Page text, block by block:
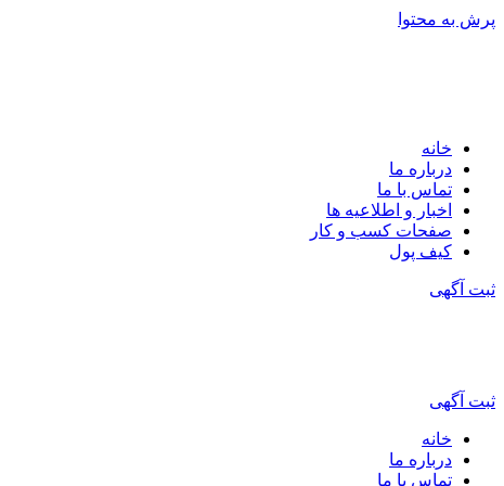
پرش به محتوا
خانه
درباره ما
تماس با ما
اخبار و اطلاعیه ها
صفحات کسب و کار
کیف پول
ثبت آگهی
ثبت آگهی
خانه
درباره ما
تماس با ما